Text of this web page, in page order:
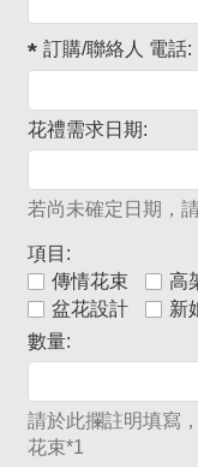
訂購/聯絡人 電話:
花禮需求日期:
若尚未確定日期，
項目:
傳情花束
高
盆花設計
新
數量:
請於此攔註明填寫
花束*1